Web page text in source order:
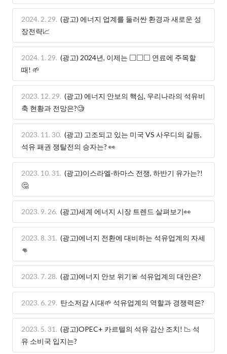
2024. 2. 29. (광고) 에너지 업계를 둘러싼 환경과 새로운 성
장전략📈
2024. 1. 29. (광고) 2024년, 이제는 □□□ 연료에 주목할
때! 🌱
2023. 12. 29. (광고) 에너지 안보의 핵심, 우리나라의 석유비
축 현황과 전망은?🧐
2023. 11. 30. (광고) 고조되고 있는 미국 VS 사우디의 갈등,
석유 패권 쟁탈전의 승자는? 👀
2023. 10. 31. (광고)이스라엘·하마스 전쟁, 하반기 유가는?!
🤔
2023. 9. 26. (광고)세계 에너지 시장 트렌드 살펴보기👀
2023. 8. 31. (광고)에너지 전환에 대비하는 석유업계의 자세
👊
2023. 7. 28. (광고)에너지 안보 위기🚨 석유업계의 대안은?
2023. 6. 29. 탄소저감 시대🌱 석유업계의 역할과 경쟁력은?
2023. 5. 31. (광고)OPEC+ 카르텔의 석유 감산 조치! 📉 석
유 소비국 입지는?